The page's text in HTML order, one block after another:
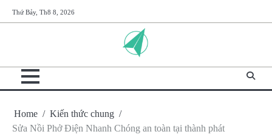
to
Thứ Bảy, Th8 8, 2026
Home
Kiến thức chung
Sửa Nồi Phở Điện Nhanh Chóng an toàn tại thành phát